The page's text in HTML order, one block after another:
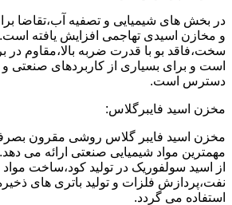
در بخش های شیمیایی و تصفیه آب،تقاضا
و مخازن اسیدی تهاجمی افزایش یافته
سخت،فاقد بو با قدرت ضربه بالا،مقاوم در
است و برای بسیاری از کاربردهای صنعتی و
دسترس است.
مخزن اسید فایبرگلاس:
مخزن اسید فایبر گلاس روشی مقرون
مهمترین مواد شیمیایی صنعتی ارائه می
از اسید سولفوریک در تولید کود،ساخت مواد
نفت،پردازش فلزات و تولید باتری های
استفاده می گردد.